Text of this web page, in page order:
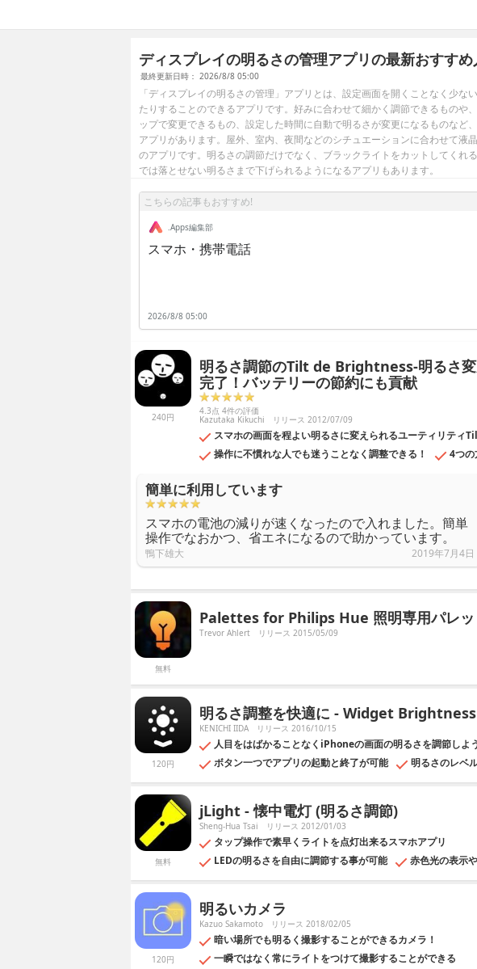
ディスプレイの明るさの管理アプリの最新おすす
最終更新日時： 2026/8/8 05:00
「ディスプレイの明るさの管理」アプリとは、設定画面を開くことなく少な
たりすることのできるアプリです。好みに合わせて細かく調節できるものや
ップで変更できるもの、設定した時間に自動で明るさが変更になるものなど
アプリがあります。屋外、室内、夜間などのシチュエーションに合わせて液
のアプリです。明るさの調節だけでなく、ブラックライトをカットしてくれ
では落とせない明るさまで下げられるようになるアプリもあります。
こちらの記事もおすすめ!
.Apps編集部
スマホ・携帯電話
2026/8/8 05:00
240円
明るさ調節のTilt de Brightness-明るさ
完了！バッテリーの節約にも貢献
4.3点 4件の評価
Kazutaka Kikuchi リリース 2012/07/09
スマホの画面を程よい明るさに変えられるユーティリテ
操作に不慣れな人でも迷うことなく調整できる！
4つの
簡単に利用しています
スマホの電池の減りが速くなったので入れました。簡単
操作でなおかつ、省エネになるので助かっています。
鴨下雄大 2019年7月4日
無料
Palettes for Philips Hue 照明専用パレッ
Trevor Ahlert リリース 2015/05/09
120円
明るさ調整を快適に - Widget Brightness
KENICHI IIDA リリース 2016/10/15
人目をはばかることなくiPhoneの画面の明るさを調節しよ
ボタン一つでアプリの起動と終了が可能
明るさのレベ
無料
jLight - 懐中電灯 (明るさ調節)
Sheng-Hua Tsai リリース 2012/01/03
タップ操作で素早くライトを点灯出来るスマホアプリ
LEDの明るさを自由に調節する事が可能
赤色光の表示
120円
明るいカメラ
Kazuo Sakamoto リリース 2018/02/05
暗い場所でも明るく撮影することができるカメラ！
一瞬ではなく常にライトをつけて撮影することができる